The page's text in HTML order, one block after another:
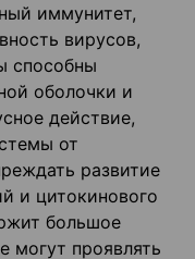
иммунитет,
вирусов,
способны
оболочки и
действие,
от
развитие
и цитокинового
большое
могут проявлять